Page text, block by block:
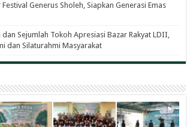
Generus Sholeh, Siapkan Generasi Emas
Sejumlah Tokoh Apresiasi Bazar Rakyat LDII,
dan Silaturahmi Masyarakat